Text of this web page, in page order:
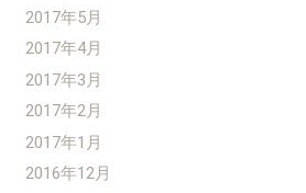
2017年5月
2017年4月
2017年3月
2017年2月
2017年1月
2016年12月